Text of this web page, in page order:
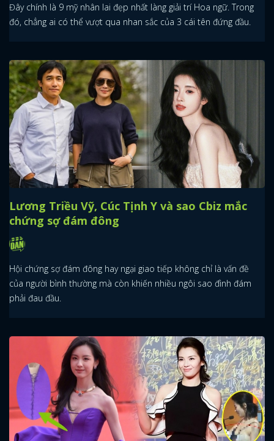
Đây chính là 9 mỹ nhân lai đẹp nhất làng giải trí Hoa ngữ. Trong
đó, chẳng ai có thể vượt qua nhan sắc của 3 cái tên đứng đầu.
Lương Triều Vỹ, Cúc Tịnh Y và sao Cbiz mắc
chứng sợ đám đông
Hội chứng sợ đám đông hay ngại giao tiếp không chỉ là vấn đề
của người bình thường mà còn khiến nhiều ngôi sao đình đám
phải đau đầu.